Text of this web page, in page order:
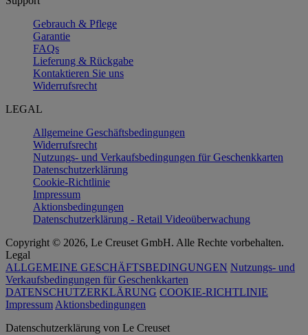
Gebrauch & Pflege
Garantie
FAQs
Lieferung & Rückgabe
Kontaktieren Sie uns
Widerrufsrecht
LEGAL
Allgemeine Geschäftsbedingungen
Widerrufsrecht
Nutzungs- und Verkaufsbedingungen für Geschenkkarten
Datenschutzerklärung
Cookie-Richtlinie
Impressum
Aktionsbedingungen
Datenschutzerklärung - Retail Videoüberwachung
Copyright © 2026, Le Creuset GmbH. Alle Rechte vorbehalten.
Legal
ALLGEMEINE GESCHÄFTSBEDINGUNGEN Nutzungs- und
Verkaufsbedingungen für Geschenkkarten
DATENSCHUTZERKLÄRUNG COOKIE-RICHTLINIE
Impressum Aktionsbedingungen
Datenschutz­erklärung von Le Creuset